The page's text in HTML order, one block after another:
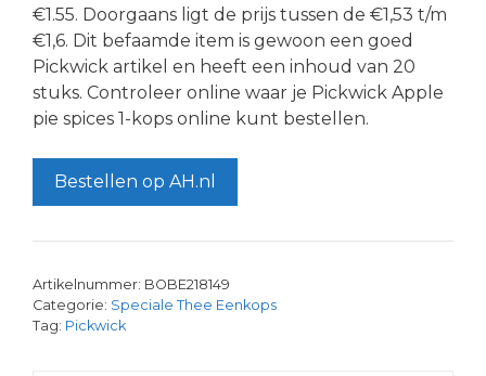
€1.55. Doorgaans ligt de prijs tussen de €1,53 t/m
€1,6. Dit befaamde item is gewoon een goed
Pickwick artikel en heeft een inhoud van 20
stuks. Controleer online waar je Pickwick Apple
pie spices 1-kops online kunt bestellen.
Bestellen op AH.nl
Artikelnummer: BOBE218149
Categorie: Speciale Thee Eenkops
Tag: Pickwick